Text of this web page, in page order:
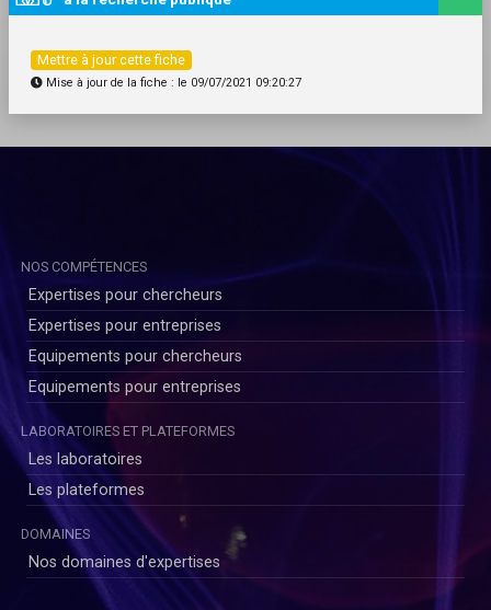
Mettre à jour cette fiche
Mise à jour de la fiche : le 09/07/2021 09:20:27
NOS COMPÉTENCES
Expertises pour chercheurs
Expertises pour entreprises
Equipements pour chercheurs
Equipements pour entreprises
LABORATOIRES ET PLATEFORMES
Les laboratoires
Les plateformes
DOMAINES
Nos domaines d'expertises